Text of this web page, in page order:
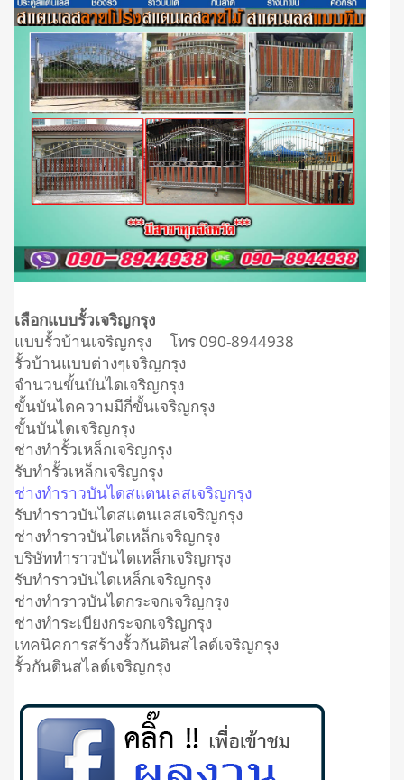
เลือกแบบรั้วเจริญกรุง
แบบรั้วบ้านเจริญกรุง โทร 090-8944938
รั้วบ้านแบบต่างๆเจริญกรุง
จำนวนขั้นบันไดเจริญกรุง
ขั้นบันไดความมีกี่ขั้นเจริญกรุง
ขั้นบันไดเจริญกรุง
ช่างทำรั้วเหล็กเจริญกรุง
รับทำรั้วเหล็กเจริญกรุง
ช่างทำราวบันไดสแตนเลสเจริญกรุง
รับทำราวบันไดสแตนเลสเจริญกรุง
ช่างทำราวบันไดเหล็กเจริญกรุง
บริษัททำราวบันไดเหล็กเจริญกรุง
รับทำราวบันไดเหล็กเจริญกรุง
ช่างทำราวบันไดกระจกเจริญกรุง
ช่างทำระเบียงกระจกเจริญกรุง
เทคนิคการสร้างรั้วกันดินสไลด์เจริญกรุง
รั้วกันดินสไลด์เจริญกรุง